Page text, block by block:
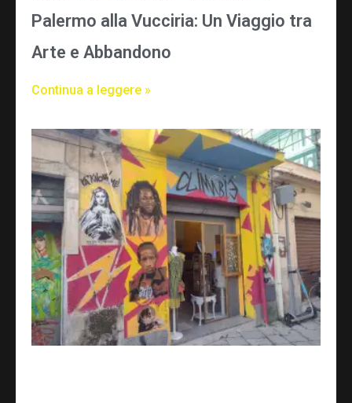
Palermo alla Vucciria: Un Viaggio tra
Arte e Abbandono
Continua a leggere »